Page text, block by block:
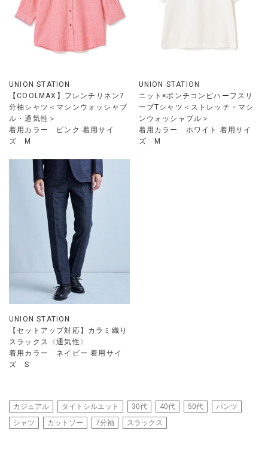
UNION STATION
【COOLMAX】フレンチリネン7
分袖シャツ＜マシンウォッシャブ
ル・通気性＞
着用カラー ピンク 着用サイ
ズ M
UNION STATION
ニット×ポンチコンビハーフスリ
ーブTシャツ＜ストレッチ・マシ
ンウォッシャブル＞
着用カラー ホワイト 着用サイ
ズ M
UNION STATION
【セットアップ対応】カラミ織り
スラックス〈通気性〉
着用カラー ネイビー 着用サイ
ズ S
カジュアル タイトシルエット 30代 40代 50代
パンツ
シャツ
カットソー 7分袖 スラックス